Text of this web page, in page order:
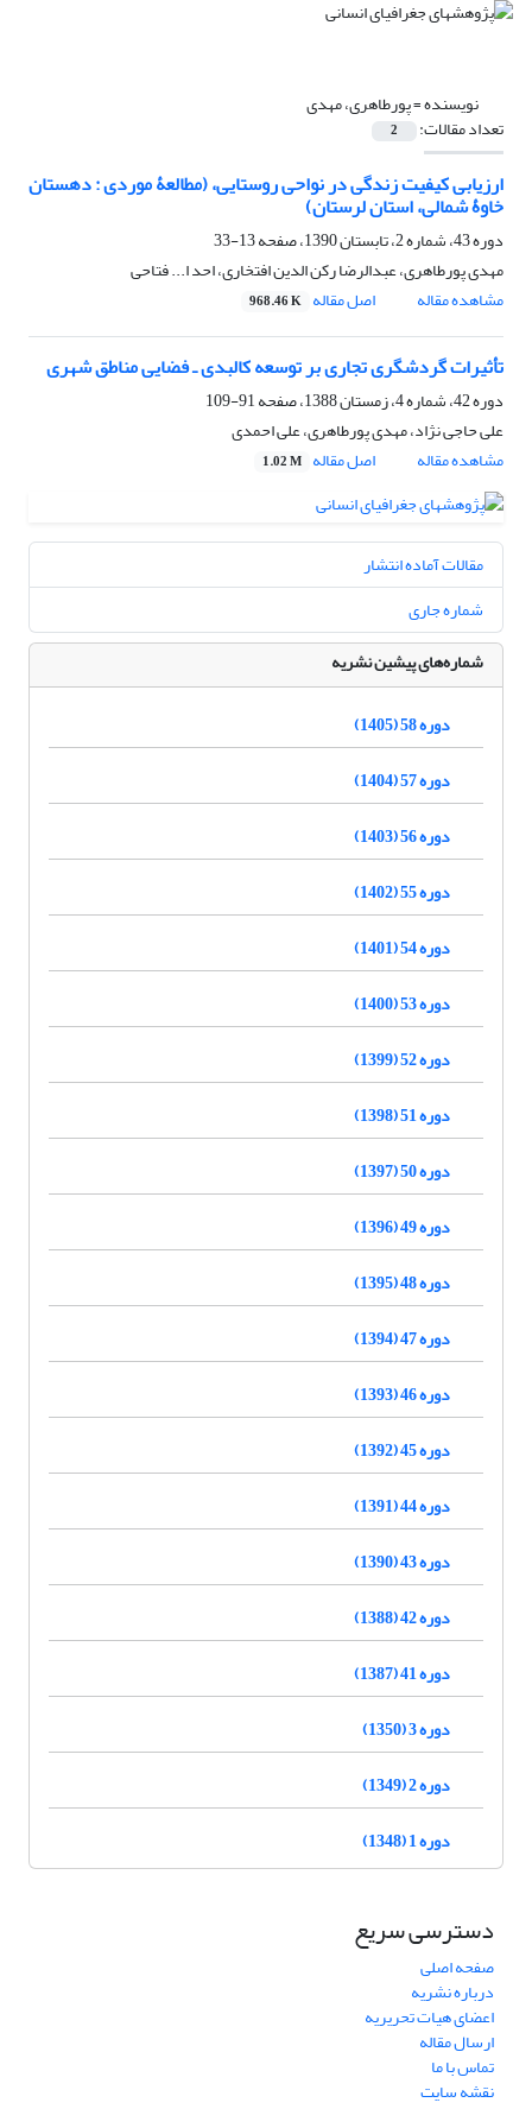
نویسنده =پورطاهری، مهدی
تعداد مقالات: 2
ارزیابی کیفیت زندگی در نواحی روستایی، (مطالعۀ موردی : دهستان
خاوۀ شمالی، استان لرستان)
دوره 43، شماره 2، تابستان 1390، صفحه
13-33
مهدی پورطاهری، عبدالرضا رکن الدین افتخاری، احد ا... فتاحی
مشاهده مقاله
اصل مقاله 968.46 K
تأثیرات گردشگری تجاری بر توسعه کالبدی ـ فضایی مناطق شهری
دوره 42، شماره 4، زمستان 1388، صفحه
91-109
علی حاجی نژاد، مهدی پورطاهری، علی احمدی
مشاهده مقاله
اصل مقاله 1.02 M
مقالات آماده انتشار
شماره جاری
شماره‌های پیشین نشریه
دوره 58 (1405)
دوره 57 (1404)
دوره 56 (1403)
دوره 55 (1402)
دوره 54 (1401)
دوره 53 (1400)
دوره 52 (1399)
دوره 51 (1398)
دوره 50 (1397)
دوره 49 (1396)
دوره 48 (1395)
دوره 47 (1394)
دوره 46 (1393)
دوره 45 (1392)
دوره 44 (1391)
دوره 43 (1390)
دوره 42 (1388)
دوره 41 (1387)
دوره 3 (1350)
دوره 2 (1349)
دوره 1 (1348)
دسترسی سریع
صفحه اصلی
درباره نشریه
اعضای هیات تحریریه
ارسال مقاله
تماس با ما
نقشه سایت